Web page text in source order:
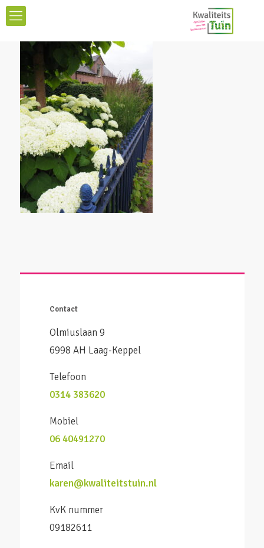
Contact
Olmiuslaan 9
6998 AH Laag-Keppel
Telefoon
0314 383620
Mobiel
06 40491270
Email
karen@kwaliteitstuin.nl
KvK nummer
09182611